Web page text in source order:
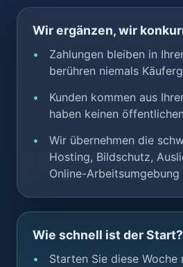
Wir ergänzen, wir
Zahlungen bleiben in
berühren niemals
Kunden kommen aus
haben keinen
Wir übernehmen die
Hosting, Bildschutz,
Online-Arbeitsumgebung
Wie schnell ist der Start?
Starten Sie diese Woche